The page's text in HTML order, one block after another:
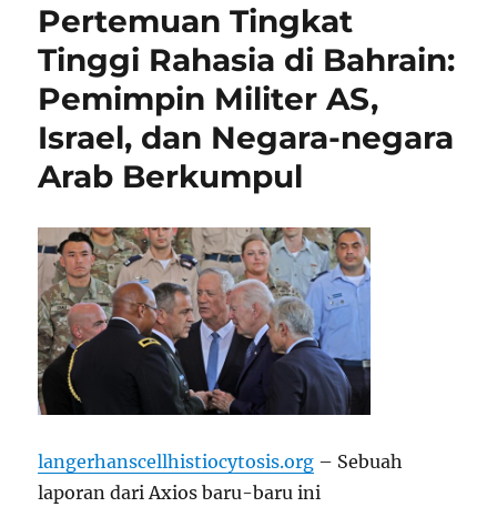
Pertemuan Tingkat
Tinggi Rahasia di Bahrain:
Pemimpin Militer AS,
Israel, dan Negara-negara
Arab Berkumpul
langerhanscellhistiocytosis.org – Sebuah
laporan dari Axios baru-baru ini